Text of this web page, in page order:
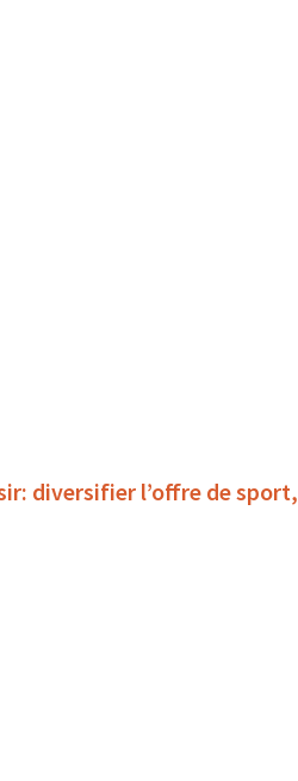
diversifier l’offre de sport,